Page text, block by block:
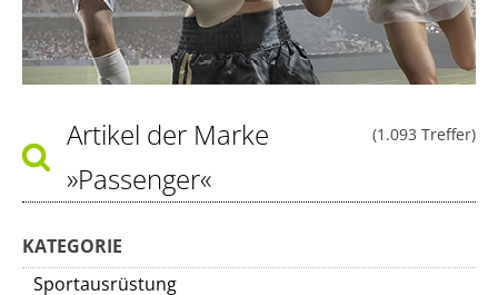
(1.093 Treffer)
Artikel der Marke
»Passenger«
KATEGORIE
Sportausrüstung